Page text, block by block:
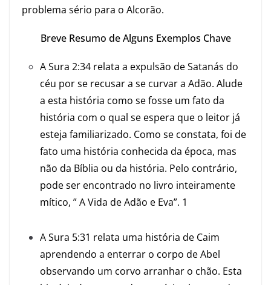
problema sério para o Alcorão.
Breve Resumo de Alguns Exemplos Chave
A Sura 2:34 relata a expulsão de Satanás do
céu por se recusar a se curvar a Adão. Alude
a esta história como se fosse um fato da
história com o qual se espera que o leitor já
esteja familiarizado. Como se constata, foi de
fato uma história conhecida da época, mas
não da Bíblia ou da história. Pelo contrário,
pode ser encontrado no livro inteiramente
mítico, ” A Vida de Adão e Eva”. 1
A Sura 5:31 relata uma história de Caim
aprendendo a enterrar o corpo de Abel
observando um corvo arranhar o chão. Esta